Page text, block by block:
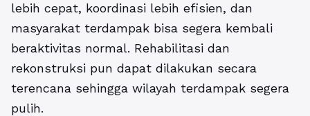
lebih cepat, koordinasi lebih efisien, dan
masyarakat terdampak bisa segera kembali
beraktivitas normal. Rehabilitasi dan
rekonstruksi pun dapat dilakukan secara
terencana sehingga wilayah terdampak segera
pulih.